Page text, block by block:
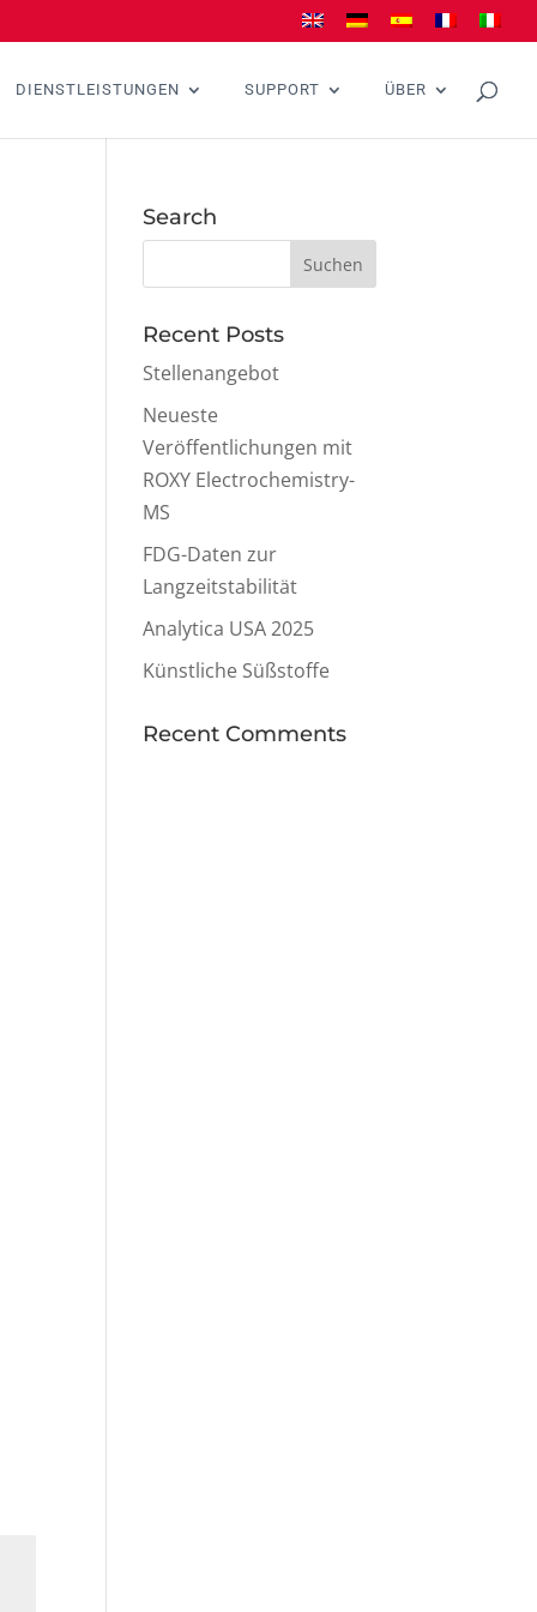
DIENSTLEISTUNGEN SUPPORT ÜBER
Search
Recent Posts
Stellenangebot
Neueste
Veröffentlichungen mit
ROXY Electrochemistry-
MS
FDG-Daten zur
Langzeitstabilität
Analytica USA 2025
Künstliche Süßstoffe
Recent Comments